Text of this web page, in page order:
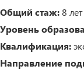
Общий стаж:8 лет
Уровень
Квалификация:
Направление